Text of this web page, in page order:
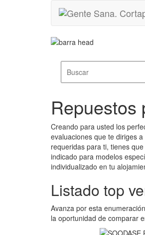
Repuestos
Creando para usted los
evaluaciones que te diriges
requeridas para ti, tienes
indicado para modelos
individualizado en tu
Listado top
Avanza por esta
la oportunidad de comparar